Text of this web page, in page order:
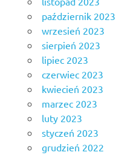
październik 2023
wrzesień 2023
sierpień 2023
lipiec 2023
czerwiec 2023
kwiecień 2023
marzec 2023
luty 2023
styczeń 2023
grudzień 2022